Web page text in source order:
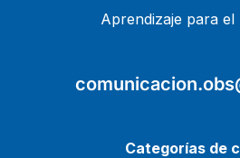
Aprendizaje para el
Categorías de